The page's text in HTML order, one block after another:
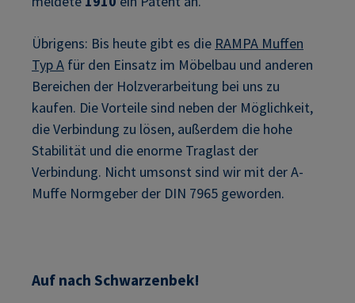
Übrigens: Bis heute gibt es die RAMPA Muffen
Typ A für den Einsatz im Möbelbau und anderen
Bereichen der Holzverarbeitung bei uns zu
kaufen. Die Vorteile sind neben der Möglichkeit,
die Verbindung zu lösen, außerdem die hohe
Stabilität und die enorme Traglast der
Verbindung. Nicht umsonst sind wir mit der A-
Muffe Normgeber der DIN 7965 geworden.
Auf nach Schwarzenbek!